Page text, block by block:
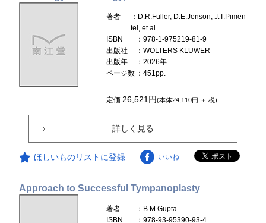
著者
：D.R.Fuller, D.E.Jenson, J.T.Pimen
tel, et al.
ISBN
：978-1-975219-81-9
出版社
：WOLTERS KLUWER
出版年
：2026年
ページ数 ：451pp.
定価 26,521円(本体24,110円 ＋ 税)
詳しく見る
ほしいものリストに登録 いいね
Approach to Successful Tympanoplasty
著者
：B.M.Gupta
ISBN
：978-93-95390-93-4